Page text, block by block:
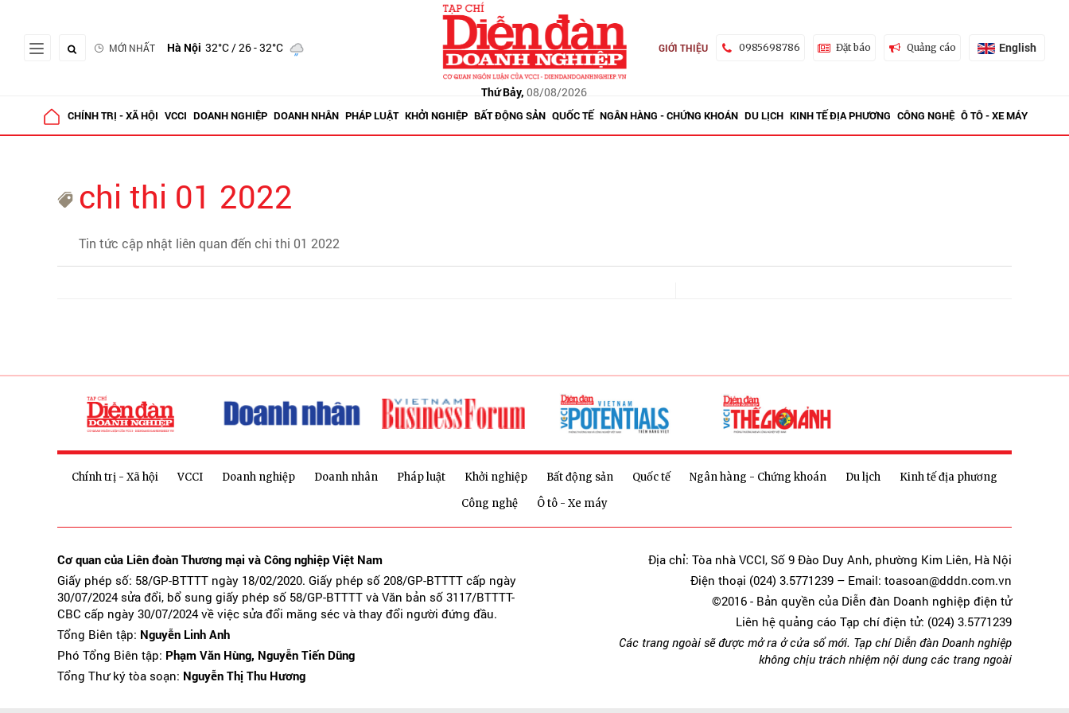
MỚI NHẤT Hà Nội 32°C/ 26 - 32°C
Thứ Bảy, 08/08/2026
GIỚI THIỆU 0985698786 Đặt báo Quảng cáo English
CHÍNH TRỊ - XÃ HỘI VCCI DOANH NGHIỆP DOANH NHÂN PHÁP LUẬT KHỞI NGHIỆP BẤT ĐỘNG SẢN QUỐC TẾ NGÂN HÀNG - CHỨNG KHOÁN DU LỊCH KINH TẾ ĐỊA PHƯƠNG CÔNG NGHỆ Ô TÔ - XE MÁY
chi thi 01 2022
Tin tức cập nhật liên quan đến chi thi 01 2022
Chính trị - Xã hội VCCI Doanh nghiệp Doanh nhân Pháp luật Khởi nghiệp Bất động sản Quốc tế Ngân hàng - Chứng khoán Du lịch
Kinh tế địa phương
Công nghệ
Ô tô - Xe máy
Cơ quan của Liên đoàn Thương mại và Công nghiệp Việt Nam
Giấy phép số: 58/GP-BTTTT ngày 18/02/2020. Giấy phép số 208/GP-BTTTT cấp ngày
30/07/2024 sửa đổi, bổ sung giấy phép số 58/GP-BTTTT và Văn bản số 3117/BTTTT-
CBC cấp ngày 30/07/2024 về việc sửa đổi măng séc và thay đổi người đứng đầu.
Tổng Biên tập: Nguyễn Linh Anh
Phó Tổng Biên tập: Phạm Văn Hùng, Nguyễn Tiến Dũng
Tổng Thư ký tòa soạn: Nguyễn Thị Thu Hương
Địa chỉ: Tòa nhà VCCI, Số 9 Đào Duy Anh, phường Kim Liên, Hà Nội
Điện thoại (024) 3.5771239 – Email: toasoan@dddn.com.vn
©2016 - Bản quyền của Diễn đàn Doanh nghiệp điện tử
Liên hệ quảng cáo Tạp chí điện tử: (024) 3.5771239
Các trang ngoài sẽ được mở ra ở cửa sổ mới. Tạp chí Diễn đàn Doanh nghiệp
không chịu trách nhiệm nội dung các trang ngoài